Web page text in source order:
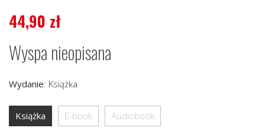
44,90 zł
Wyspa nieopisana
Wydanie: Książka
Książka E-book Audiobook